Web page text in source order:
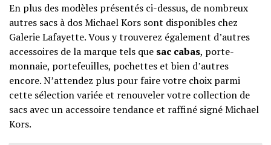
En plus des modèles présentés ci-dessus, de nombreux
autres sacs à dos Michael Kors sont disponibles chez
Galerie Lafayette. Vous y trouverez également d’autres
accessoires de la marque tels que sac cabas, porte-
monnaie, portefeuilles, pochettes et bien d’autres
encore. N’attendez plus pour faire votre choix parmi
cette sélection variée et renouveler votre collection de
sacs avec un accessoire tendance et raffiné signé Michael
Kors.